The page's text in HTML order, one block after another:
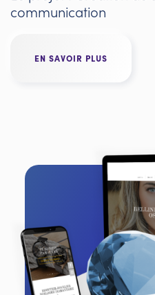
communication
EN SAVOIR PLUS